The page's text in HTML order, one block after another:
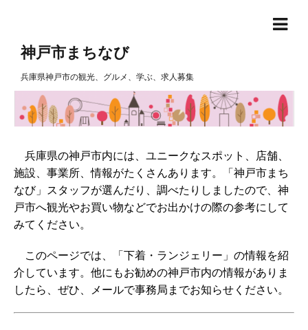
神戸市まちなび
兵庫県神戸市の観光、グルメ、学ぶ、求人募集
兵庫県の神戸市内には、ユニークなスポット、店舗、
施設、事業所、情報がたくさんあります。「神戸市まち
なび」スタッフが選んだり、調べたりしましたので、神
戸市へ観光やお買い物などでお出かけの際の参考にして
みてください。
このページでは、「下着・ランジェリー」の情報を紹
介しています。他にもお勧めの神戸市内の情報がありま
したら、ぜひ、メールで事務局までお知らせください。